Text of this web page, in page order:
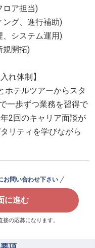
ロア担当)
ング、進行補助)
、システム運用)
規開拓)
れ体制】
ホテルツアーからスタ
一歩ずつ業務を習得で
2回のキャリア面談が
リティを学びながら
お問い合わせ下さい
に進む
の応募になります。